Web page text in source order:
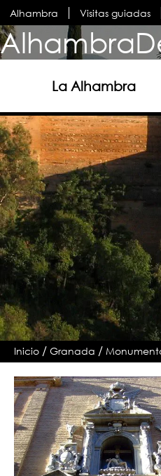
Alhambra Visitas guiadas
La Alhambra
Inicio /Granada /